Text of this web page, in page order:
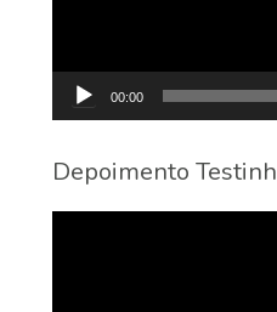
00:00
Depoimento